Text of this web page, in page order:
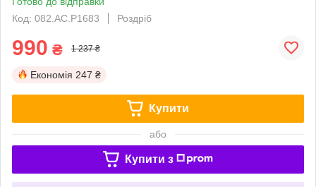
Код: 082.AC.P1683
Роздріб
990 ₴ 1 237 ₴
Економія 247 ₴
Купити
або
Купити з